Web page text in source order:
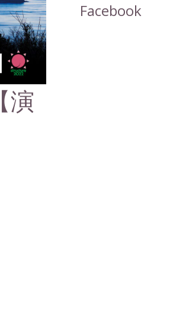
演
Facebook